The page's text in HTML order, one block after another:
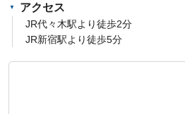
アクセス
JR代々木駅より徒歩2分
JR新宿駅より徒歩5分